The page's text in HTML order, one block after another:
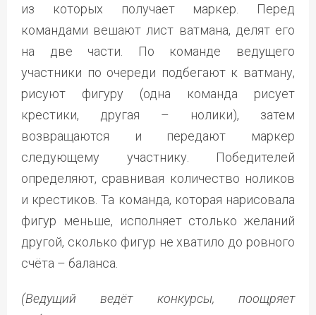
из которых получает маркер. Перед
командами вешают лист ватмана, делят его
на две части. По команде ведущего
участники по очереди подбегают к ватману,
рисуют фигуру (одна команда рисует
крестики, другая – нолики), затем
возвращаются и передают маркер
следующему участнику. Победителей
определяют, сравнивая количество ноликов
и крестиков. Та команда, которая нарисовала
фигур меньше, исполняет столько желаний
другой, сколько фигур не хватило до ровного
счёта – баланса.
(Ведущий ведёт конкурсы, поощряет